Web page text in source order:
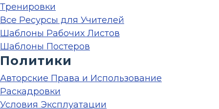
Тренировки
Все Ресурсы для Учителей
Шаблоны Рабочих Листов
Шаблоны Постеров
Политики
Авторские Права и Использование
Раскадровки
Условия Эксплуатации